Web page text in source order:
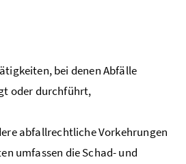
bei denen Abfälle
oder durchführt,
abfallrechtliche Vorkehrungen
umfassen die Schad- und